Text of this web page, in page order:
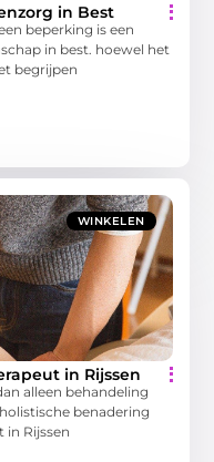
in Best
beperking is een
in best. hoewel het
begrijpen
WINKELEN
in Rijssen
alleen behandeling
benadering
in Rijssen